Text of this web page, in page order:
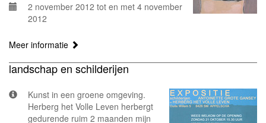
2 november 2012 tot en met 4 november
2012
Meer informatie
landschap en schilderijen
Kunst in een groene omgeving.
Herberg het Volle Leven herbergt
gedurende ruim 2 maanden mijn